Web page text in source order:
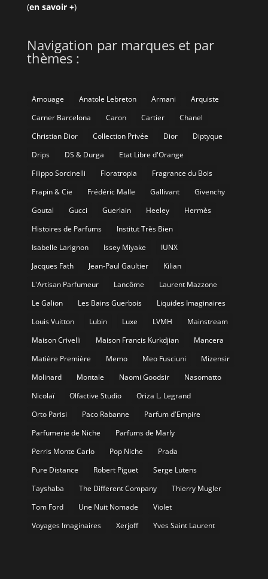
(en savoir +)
Navigation par marques et par
thèmes :
Amouage Anatole Lebreton Armani
Arquiste
Carner Barcelona
Caron Cartier
Chanel
Christian Dior
Collection Privée Dior
Diptyque
Drips
DS & Durga
Etat Libre d'Orange
Filippo Sorcinelli
Floratropia
Fragrance du Bois
Frapin & Cie
Frédéric Malle Gallivant
Givenchy
Goutal
Gucci Guerlain Heeley
Hermès
Histoires de Parfums
Institut Très Bien
Isabelle Larignon
Issey Miyake
IUNX
Jacques Fath
Jean-Paul Gaultier
Kilian
L'Artisan Parfumeur
Lancôme
Laurent Mazzone
Le Galion
Les Bains Guerbois
Liquides Imaginaires
Louis Vuitton
Lubin Luxe LVMH
Mainstream
Maison Crivelli
Maison Francis Kurkdjian
Mancera
Matière Première
Memo Meo Fusciuni
Mizensir
Molinard
Montale Naomi Goodsir
Nasomatto
Nicolaï
Olfactive Studio
Oriza L. Legrand
Orto Parisi
Paco Rabanne
Parfum d'Empire
Parfumerie de Niche
Parfums de Marly
Perris Monte Carlo
Pop Niche
Prada
Pure Distance
Robert Piguet
Serge Lutens
Tayshaba
The Different Company
Thierry Mugler
Tom Ford
Une Nuit Nomade
Violet
Voyages Imaginaires
Xerjoff Yves Saint Laurent